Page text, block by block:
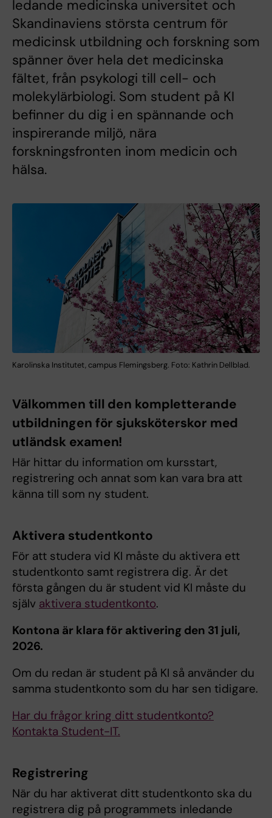
ledande medicinska universitet och
Skandinaviens största centrum för
medicinsk utbildning och forskning som
spänner över hela det medicinska
fältet, från psykologi till cell- och
molekylärbiologi. Som student på KI
befinner du dig i en spännande och
inspirerande miljö, nära
forskningsfronten inom medicin och
hälsa.
Karolinska Institutet, campus Flemingsberg. Foto: Kathrin Dellblad.
Välkommen till den kompletterande
utbildningen för sjuksköterskor med
utländsk examen!
Här hittar du information om kursstart,
registrering och annat som kan vara bra att
känna till som ny student.
Aktivera studentkonto
För att studera vid KI måste du aktivera ett
studentkonto samt registrera dig. Är det
första gången du är student vid KI måste du
själv aktivera studentkonto.
Kontona är klara för aktivering den 31 juli,
2026.
Om du redan är student på KI så använder du
samma studentkonto som du har sen tidigare.
Har du frågor kring ditt studentkonto?
Kontakta Student-IT.
Registrering
När du har aktiverat ditt studentkonto ska du
registrera dig på programmets inledande